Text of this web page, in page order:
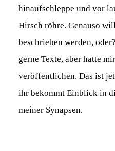
hinaufschleppe und vor
Hirsch röhre. Genauso
beschrieben werden,
gerne Texte, aber hatte
veröffentlichen. Das ist
ihr bekommt Einblick in
meiner Synapsen.